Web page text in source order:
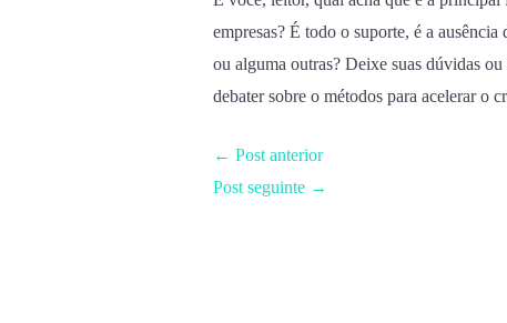
empresas? É todo o suporte, é a
ou alguma outras? Deixe suas dúvidas
debater sobre o métodos para acelerar o
← Post anterior
Post seguinte →